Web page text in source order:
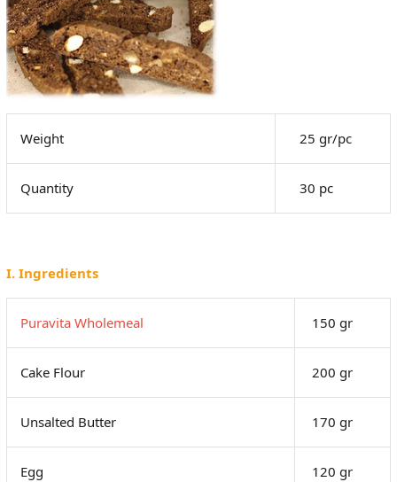
Weight 25 gr/pc
Quantity 30 pc
I. Ingredients
Puravita Wholemeal 150 gr
Cake Flour 200 gr
Unsalted Butter 170 gr
Egg 120 gr